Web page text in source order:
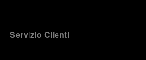
Servizio Clienti